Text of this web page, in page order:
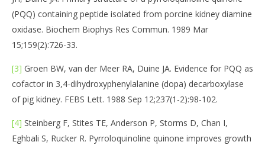
(PQQ) containing peptide isolated from porcine kidney diamine
oxidase. Biochem Biophys Res Commun. 1989 Mar
15;159(2):726-33.
[3] Groen BW, van der Meer RA, Duine JA. Evidence for PQQ as
cofactor in 3,4-dihydroxyphenylalanine (dopa) decarboxylase
of pig kidney. FEBS Lett. 1988 Sep 12;237(1-2):98-102.
[4] Steinberg F, Stites TE, Anderson P, Storms D, Chan I,
Eghbali S, Rucker R. Pyrroloquinoline quinone improves growth